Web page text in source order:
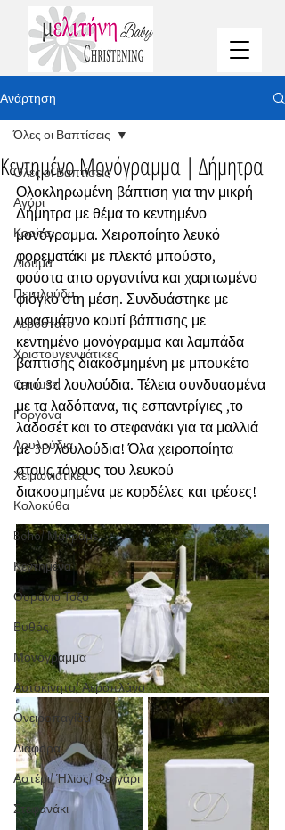
Ανάρτηση
Όλες οι Βαπτίσεις
Αγόρι
Κορίτσι
Δίδυμα
Πεταλούδα
Αερόστατο
Χριστουγεννιάτικες
Carousel
Γοργόνα
Λουλούδια
Χειμωνιάτικες
Κολοκύθα
Boho/ Μακράμε
Κεντημένα
Ουράνιο Τόξο
Βυθός
Μονόγραμμα
Αυτοκίνητο/ Αεροπλάνο
Ονειροπαγίδα
Διάφορα
Αστέρι/ Ήλιος/ Φεγγάρι
Στεφανάκι
Όλες οι Βαπτίσεις
Κεντημένο Μονόγραμμα | Δήμητρα
Ολοκληρωμένη βάπτιση για την μικρή
Δήμητρα με θέμα το κεντημένο
μονόγραμμα. Χειροποίητο λευκό
φορεματάκι με πλεκτό μπούστο,
φούστα απο οργαντίνα και χαριτωμένο
φιόγκο στη μέση. Συνδυάστηκε με
υφασμάτινο κουτί βάπτισης με
κεντημένο μονόγραμμα και λαμπάδα
βάπτισης διακοσμημένη με μπουκέτο
από 3d λουλούδια. Τέλεια συνδυασμένα
με τα λαδόπανα, τις εσπαντρίγιες ,το
λαδοσέτ και το στεφανάκι για τα μαλλιά
με 3D λουλούδια! Όλα χειροποίητα
στους τόνους του λευκού
διακοσμημένα με κορδέλες και τρέσες!